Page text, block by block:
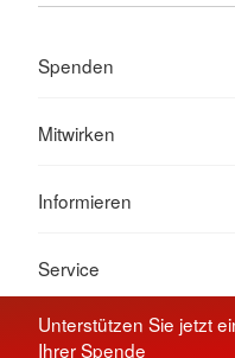
Unterstützen Sie jetzt
Ihrer Spende
Spenden
Mitwirken
Informieren
Service